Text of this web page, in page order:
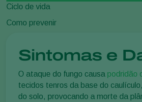
Ciclo de vida
Como prevenir
Sintomas e
O ataque do fungo causa podridão
tecidos tenros da base do
do solo, provocando a morte da